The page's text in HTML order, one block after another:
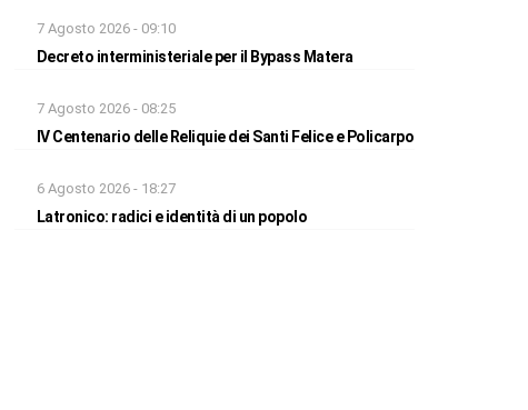
7 Agosto 2026 - 09:10
Decreto interministeriale per il Bypass Matera
7 Agosto 2026 - 08:25
IV Centenario delle Reliquie dei Santi Felice e Policarpo
6 Agosto 2026 - 18:27
Latronico: radici e identità di un popolo